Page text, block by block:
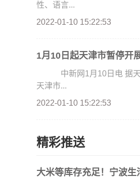
性、语言...
2022-01-10 15:22:53
1月10日起天津市暂停开
中新网1月10日电 据天
天津市...
2022-01-10 15:22:53
精彩推送
大米等库存充足！宁波